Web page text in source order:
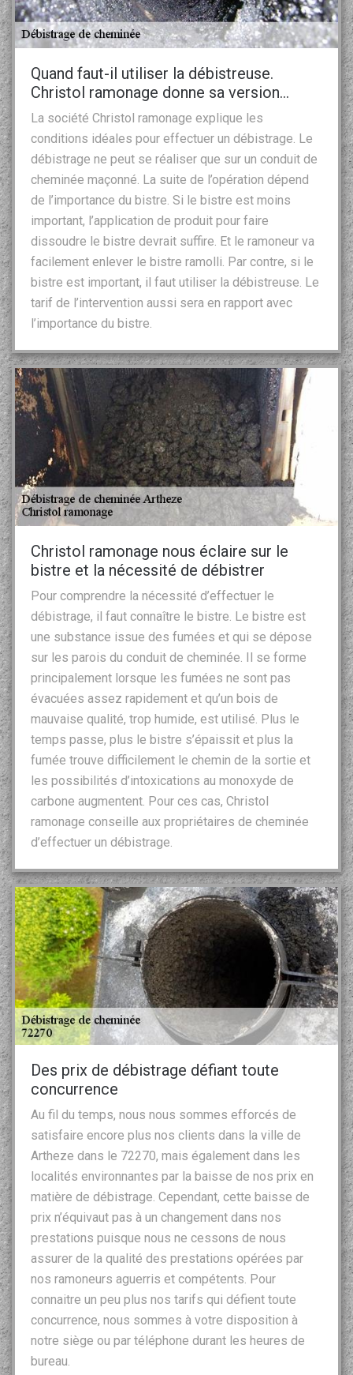
Quand faut-il utiliser la débistreuse.
Christol ramonage donne sa version…
La société Christol ramonage explique les
conditions idéales pour effectuer un débistrage. Le
débistrage ne peut se réaliser que sur un conduit de
cheminée maçonné. La suite de l’opération dépend
de l’importance du bistre. Si le bistre est moins
important, l’application de produit pour faire
dissoudre le bistre devrait suffire. Et le ramoneur va
facilement enlever le bistre ramolli. Par contre, si le
bistre est important, il faut utiliser la débistreuse. Le
tarif de l’intervention aussi sera en rapport avec
l’importance du bistre.
Christol ramonage nous éclaire sur le
bistre et la nécessité de débistrer
Pour comprendre la nécessité d’effectuer le
débistrage, il faut connaître le bistre. Le bistre est
une substance issue des fumées et qui se dépose
sur les parois du conduit de cheminée. Il se forme
principalement lorsque les fumées ne sont pas
évacuées assez rapidement et qu’un bois de
mauvaise qualité, trop humide, est utilisé. Plus le
temps passe, plus le bistre s’épaissit et plus la
fumée trouve difficilement le chemin de la sortie et
les possibilités d’intoxications au monoxyde de
carbone augmentent. Pour ces cas, Christol
ramonage conseille aux propriétaires de cheminée
d’effectuer un débistrage.
Des prix de débistrage défiant toute
concurrence
Au fil du temps, nous nous sommes efforcés de
satisfaire encore plus nos clients dans la ville de
Artheze dans le 72270, mais également dans les
localités environnantes par la baisse de nos prix en
matière de débistrage. Cependant, cette baisse de
prix n’équivaut pas à un changement dans nos
prestations puisque nous ne cessons de nous
assurer de la qualité des prestations opérées par
nos ramoneurs aguerris et compétents. Pour
connaitre un peu plus nos tarifs qui défient toute
concurrence, nous sommes à votre disposition à
notre siège ou par téléphone durant les heures de
bureau.